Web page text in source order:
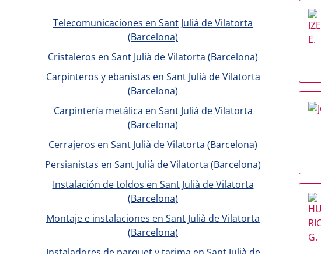
Telecomunicaciones en Sant Julià de Vilatorta
(Barcelona)
Cristaleros en Sant Julià de Vilatorta (Barcelona)
Carpinteros y ebanistas en Sant Julià de Vilatorta
(Barcelona)
Carpintería metálica en Sant Julià de Vilatorta
(Barcelona)
Cerrajeros en Sant Julià de Vilatorta (Barcelona)
Persianistas en Sant Julià de Vilatorta (Barcelona)
Instalación de toldos en Sant Julià de Vilatorta
(Barcelona)
Montaje e instalaciones en Sant Julià de Vilatorta
(Barcelona)